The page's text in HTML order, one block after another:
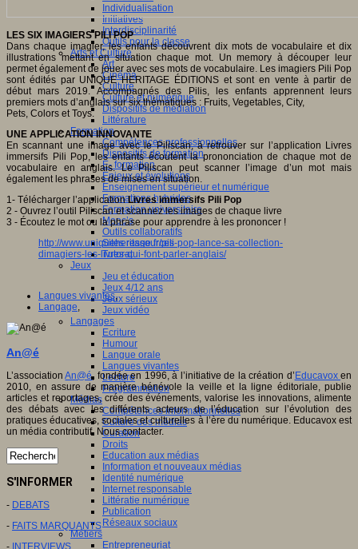
Individualisation
Initiatives
Interdisciplinarité
Outils pour la classe
Arts et Culture
Art
Cinéma
Culture
Culture et numérique
Dispositifs de médiation
Littérature
Formation
Compétences professionnelles
Dispositifs de formation
E- formation
Enjeux et évolutions
Enseignement supérieur et numérique
Formations hybrides
Formation universitaire
Mooc’s
Outils collaboratifs
Sites ressources
Tutorat
Jeux
Jeu et éducation
Jeux 4/12 ans
Jeux sérieux
Jeux vidéo
Langages
Ecriture
Humour
Langue orale
Langues vivantes
Lecture
Programmation
Médias
Compétences informationnelles
Culture des médias
Curation
Droits
Education aux médias
Information et nouveaux médias
Identité numérique
Internet responsable
Littératie numérique
Publication
Réseaux sociaux
Métiers
Entrepreneuriat
LES SIX IMAGIERS PILI POP
Dans chaque imagier, les enfants découvrent dix mots de vocabulaire et dix
illustrations mettant en situation chaque mot. Un memory à découper leur
permet également de jouer avec ses mots de vocabulaire. Les imagiers Pili Pop
sont édités par UNIQUE HERITAGE ÉDITIONS et sont en vente à partir de
début mars 2019. Accompagnés des Pilis, les enfants apprennent leurs
premiers mots d’anglais sur six thématiques : Fruits, Vegetables, City,
Pets, Colors et Toys.
UNE APPLICATION INNOVANTE
En scannant une image avec le Piliscan, à retrouver sur l’application Livres
immersifs Pili Pop, les enfants écoutent la prononciation de chaque mot de
vocabulaire en anglais. Le Piliscan peut scanner l’image d’un mot mais
également les phrases de mises en situation.
1- Télécharger l’applicationLivres immersifs Pili Pop
2 - Ouvrez l’outil Piliscan et scannez les images de chaque livre
3 - Écoutez le mot ou la phrase pour apprendre à les prononcer !
http://www.uniqueheritage.fr/pili-pop-lance-sa-collection-
dimagiers-les-livres-qui-font-parler-anglais/
Langues vivantes,
Langage,
An@é
L’associationAn@é, fondée en 1996, à l’initiative de la création d’ Educavoxen
2010, en assure de manière bénévole la veille et la ligne éditoriale, publie
articles et reportages, crée des événements, valorise les innovations, alimente
des débats avec les différents acteurs de l’éducation sur l’évolution des
pratiques éducatives, sociales et culturelles à l’ère du numérique. Educavox est
un média contributif. Nous contacter.
S'INFORMER
- DEBATS
- FAITS MARQUANTS
- INTERVIEWS